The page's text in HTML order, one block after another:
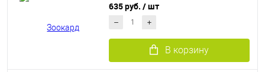
635 руб. / шт
В корзину